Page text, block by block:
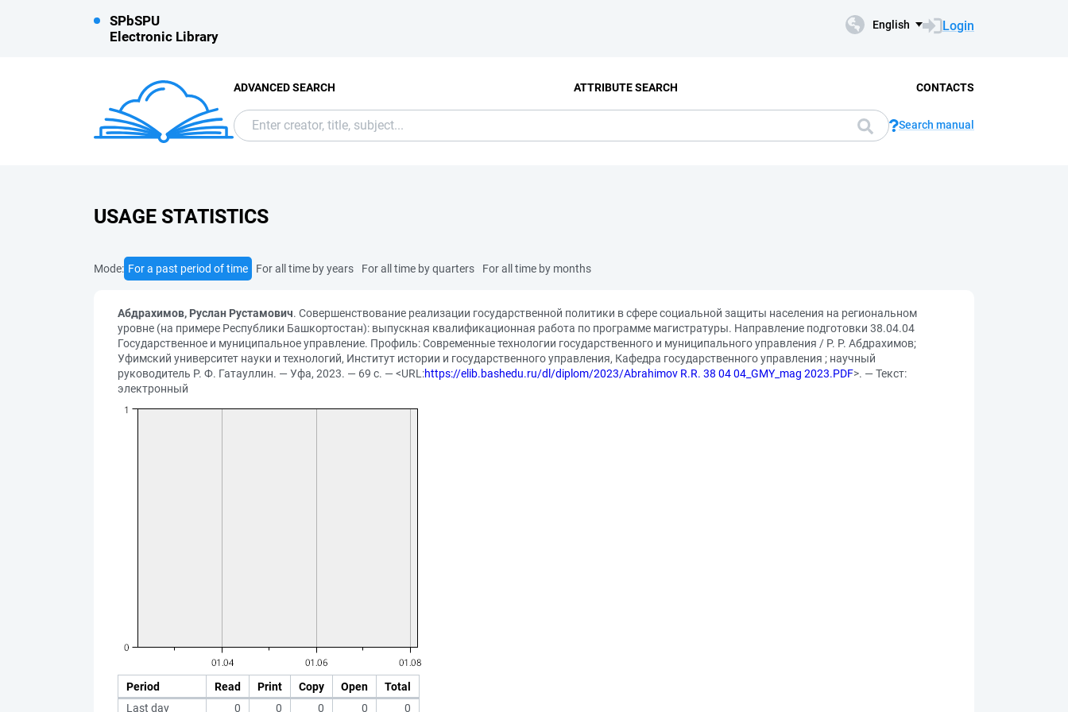
SPbSPU
Electronic Library
English Login
ADVANCED SEARCH ATTRIBUTE SEARCH CONTACTS
Search manual
USAGE STATISTICS
Mode: For a past period of time For all time by years For all time by quarters For all time by months
Абдрахимов, Руслан Рустамович. Совершенствование реализации государственной политики в сфере социальной защиты населения на региональном
уровне (на примере Республики Башкортостан): выпускная квалификационная работа по программе магистратуры. Направление подготовки 38.04.04
Государственное и муниципальное управление. Профиль: Современные технологии государственного и муниципального управления / Р. Р. Абдрахимов;
Уфимский университет науки и технологий, Институт истории и государственного управления, Кафедра государственного управления ; научный
руководитель Р. Ф. Гатауллин. — Уфа, 2023. — 69 с. — <URL:https://elib.bashedu.ru/dl/diplom/2023/Abrahimov R.R. 38 04 04_GMY_mag 2023.PDF>. — Текст:
электронный
Period Read Print Copy Open
Total
Last day
0 0 0 0 0